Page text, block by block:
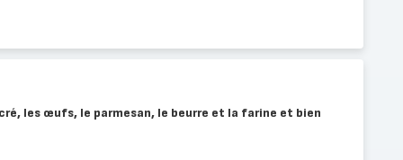
les œufs, le parmesan, le beurre et la farine et bien